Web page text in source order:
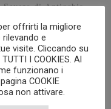
di Antiochia,
offrirti la migliore
e
visite. Cliccando su
I COOKIES. Al
funzionano i
COOKIE
non attivare.